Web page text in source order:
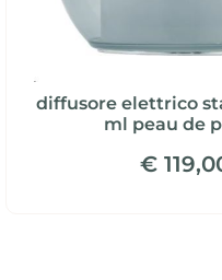
diffusore elettrico
ml peau de
€